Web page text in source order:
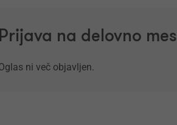
Prijava na delovno
ni več objavljen.